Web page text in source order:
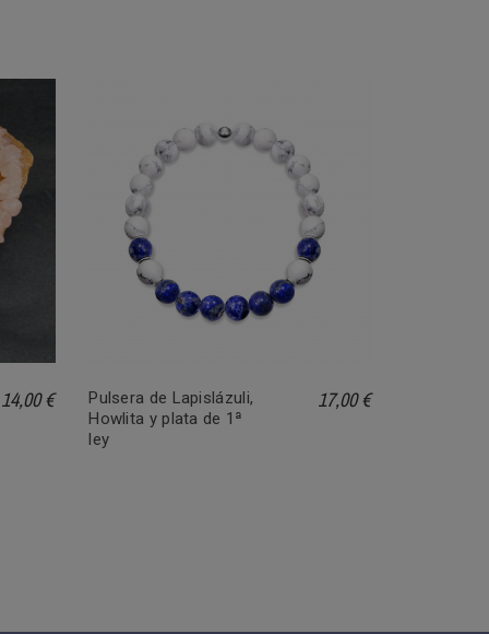
14,00 €
Pulsera de Lapislázuli,
Howlita y plata de 1ª
ley
17,00 €